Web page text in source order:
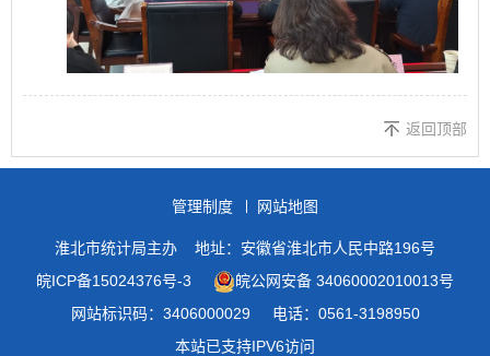
返回顶部
管理制度 网站地图
淮北市统计局主办
地址：安徽省淮北市人民中路196号
皖ICP备15024376号-3
皖公网安备 34060002010013号
网站标识码：3406000029
电话：0561-3198950
本站已支持IPV6访问